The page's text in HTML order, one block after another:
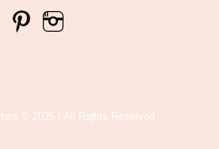
© 2025 / All Rights Reserved